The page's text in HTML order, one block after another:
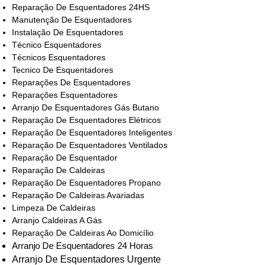
Reparação De Esquentadores 24HS
Manutenção De Esquentadores
Instalação De Esquentadores
Técnico Esquentadores
Técnicos Esquentadores
Tecnico De Esquentadores
Reparações De Esquentadores
Reparações Esquentadores
Arranjo De Esquentadores Gás Butano
Reparação De Esquentadores Elétricos
Reparação De Esquentadores Inteligentes
Reparação De Esquentadores Ventilados
Reparação De Esquentador
Reparação De Caldeiras
Reparação De Esquentadores Propano
Reparação De Caldeiras Avariadas
Limpeza De Caldeiras
Arranjo Caldeiras A Gás
Reparação De Caldeiras Ao Domicílio
Arranjo De Esquentadores 24 Horas
Arranjo De Esquentadores Urgente